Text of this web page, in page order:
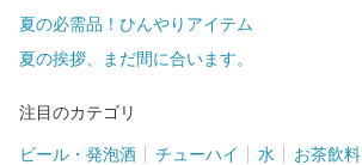
夏の必需品！ひんやりアイテム
夏の挨拶、まだ間に合います。
注目のカテゴリ
ビール・発泡酒 チューハイ 水 お茶飲料